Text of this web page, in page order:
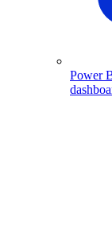
Power